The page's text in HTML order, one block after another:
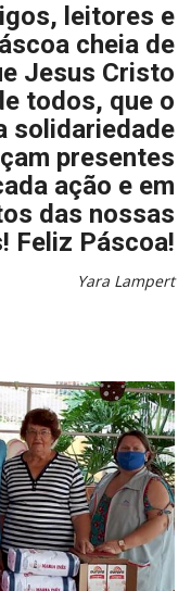
leitores e
cheia de
Jesus Cristo
todos, que o
solidariedade
presentes
ação e em
das nossas
Feliz Páscoa!
Yara Lampert